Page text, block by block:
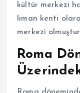
kültür merkezi
liman kenti
merkezi
Roma